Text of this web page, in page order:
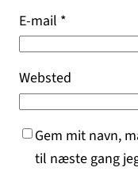
E-mail *
Websted
Gem mit navn,
til næste gang